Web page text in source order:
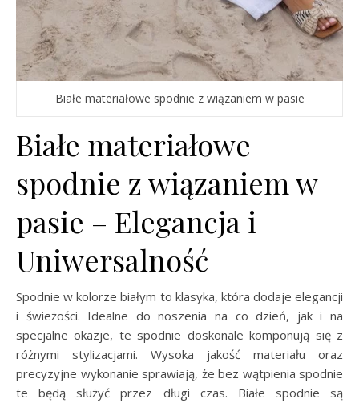
Białe materiałowe spodnie z wiązaniem w pasie
Białe materiałowe
spodnie z wiązaniem w
pasie – Elegancja i
Uniwersalność
Spodnie w kolorze białym to klasyka, która dodaje elegancji
i świeżości. Idealne do noszenia na co dzień, jak i na
specjalne okazje, te spodnie doskonale komponują się z
różnymi stylizacjami. Wysoka jakość materiału oraz
precyzyjne wykonanie sprawiają, że bez wątpienia spodnie
te będą służyć przez długi czas. Białe spodnie są